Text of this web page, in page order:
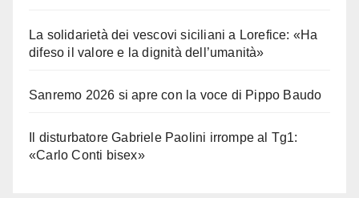
La solidarietà dei vescovi siciliani a Lorefice: «Ha
difeso il valore e la dignità dell’umanità»
Sanremo 2026 si apre con la voce di Pippo Baudo
Il disturbatore Gabriele Paolini irrompe al Tg1:
«Carlo Conti bisex»